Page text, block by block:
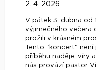
2. 4. 2026
V pátek 3. dubna od
výjimečného večera
prožili v krásném
Tento "koncert"
příběhu naděje, víry
nás provází pastor